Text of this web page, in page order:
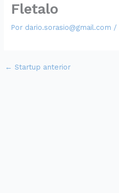
Fletalo
Por dario.sorasio@gmail.com /
← Startup anterior